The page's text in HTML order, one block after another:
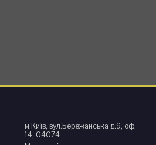
м.Київ, вул.Бережанська д.9, оф.
14, 04074